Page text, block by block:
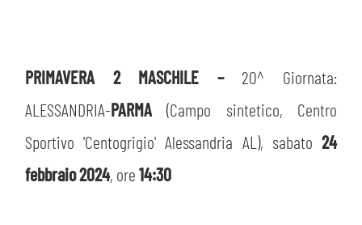
SLO
LAVORA CON NOI
INFORMATIVA FINANZIARIA
ACADEMY
LEGENDS
PRIMAVERA 2 MASCHILE –20^ Giornata:
ALESSANDRIA-PARMA(Campo sintetico, Centro
Sportivo 'Centogrigio' Alessandria AL), sabato 24
febbraio 2024, ore14:30